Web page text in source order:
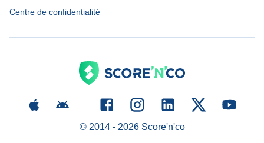
Centre de confidentialité
© 2014 - 2026Score'n'co